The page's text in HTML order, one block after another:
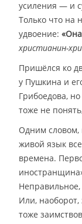
усиления — и
Только что на
удвоение:
христианин-
Пришёлся ко
у Пушкина и
Грибоедова,
тоже не
Одним
живой язык
времена.
Или,
тоже